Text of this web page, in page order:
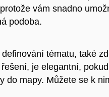
vám snadno
podoba.
tématu, také
je elegantní,
do mapy. Můžete se k